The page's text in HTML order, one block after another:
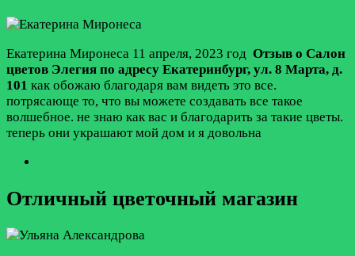
Екатерина Миронеса 11 апреля, 2023 год Отзыв о Салон
цветов Элегия по адресу Екатеринбург, ул. 8 Марта, д.
101 как обожаю благодаря вам видеть это все.
потрясающе то, что вы можете создавать все такое
волшебное. не знаю как вас и благодарить за такие цветы.
теперь они украшают мой дом и я довольна
Отличный цветочный магазин